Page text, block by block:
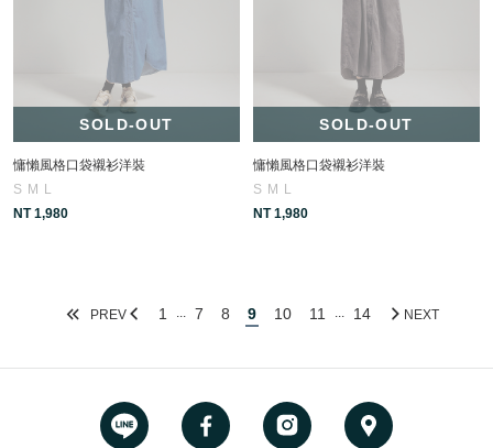
SOLD-OUT
慵懶風格口袋襯衫洋裝
S M L
NT 1,980
SOLD-OUT
慵懶風格口袋襯衫洋裝
S M L
NT 1,980
PREV 1 ... 7 8 9 10 11 ... 14 NEXT